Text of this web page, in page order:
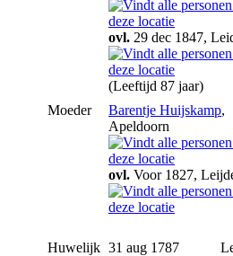
ovl. 29 dec 1847,
(Leeftijd 87 jaar)
Moeder
Barentje Huijskamp,
Apeldoorn
ovl. Voor 1827,
Huwelijk 31 aug 1787